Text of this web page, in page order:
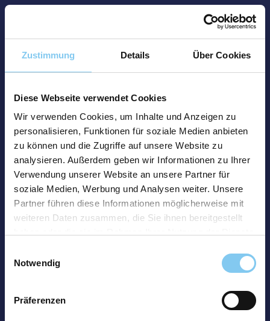
Zustimmung Details Über Cookies
Diese Webseite verwendet Cookies
Wir verwenden Cookies, um Inhalte und Anzeigen zu
personalisieren, Funktionen für soziale Medien anbieten
zu können und die Zugriffe auf unsere Website zu
analysieren. Außerdem geben wir Informationen zu Ihrer
Verwendung unserer Website an unsere Partner für
soziale Medien, Werbung und Analysen weiter. Unsere
Partner führen diese Informationen möglicherweise mit
weiteren Daten zusammen, die Sie ihnen bereitgestellt
Notwendig
Präferenzen